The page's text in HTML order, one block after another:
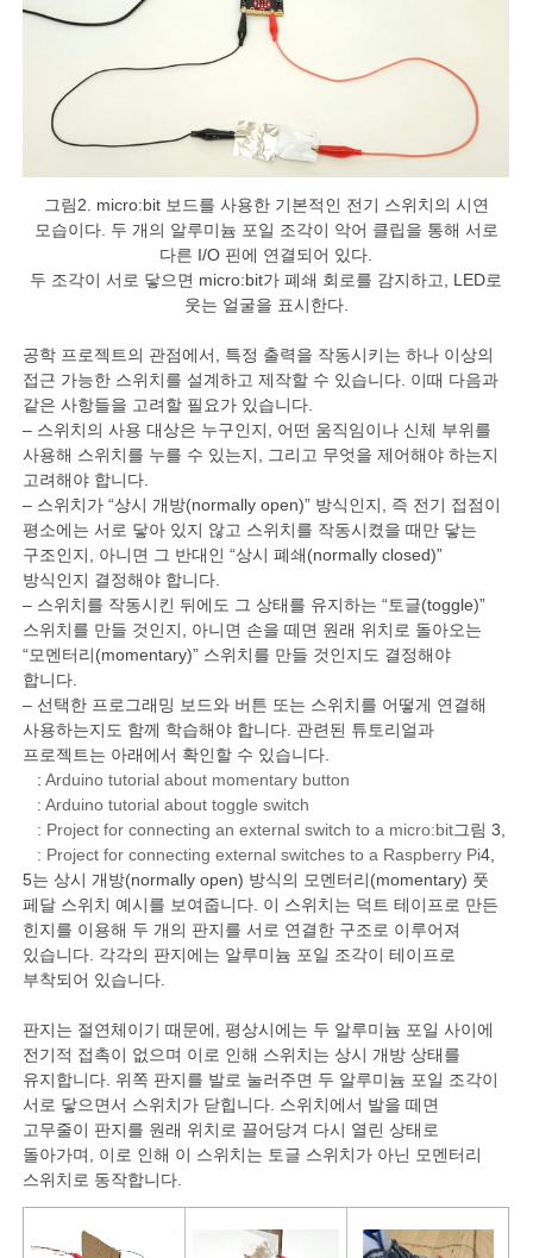
그림2. micro:bit 보드를 사용한 기본적인 전기 스위치의 시연
모습이다. 두 개의 알루미늄 포일 조각이 악어 클립을 통해 서로
다른 I/O 핀에 연결되어 있다.
두 조각이 서로 닿으면 micro:bit가 폐쇄 회로를 감지하고, LED로
웃는 얼굴을 표시한다.
공학 프로젝트의 관점에서, 특정 출력을 작동시키는 하나 이상의
접근 가능한 스위치를 설계하고 제작할 수 있습니다. 이때 다음과
같은 사항들을 고려할 필요가 있습니다.
– 스위치의 사용 대상은 누구인지, 어떤 움직임이나 신체 부위를
사용해 스위치를 누를 수 있는지, 그리고 무엇을 제어해야 하는지
고려해야 합니다.
– 스위치가 “상시 개방(normally open)” 방식인지, 즉 전기 접점이
평소에는 서로 닿아 있지 않고 스위치를 작동시켰을 때만 닿는
구조인지, 아니면 그 반대인 “상시 폐쇄(normally closed)”
방식인지 결정해야 합니다.
– 스위치를 작동시킨 뒤에도 그 상태를 유지하는 “토글(toggle)”
스위치를 만들 것인지, 아니면 손을 떼면 원래 위치로 돌아오는
“모멘터리(momentary)” 스위치를 만들 것인지도 결정해야
합니다.
– 선택한 프로그래밍 보드와 버튼 또는 스위치를 어떻게 연결해
사용하는지도 함께 학습해야 합니다. 관련된 튜토리얼과
프로젝트는 아래에서 확인할 수 있습니다.
:Arduino tutorial about momentary button
: Arduino tutorial about toggle switch
: Project for connecting an external switch to a micro:bit
: Project for connecting external switches to a Raspberry Pi
그림 3,
4,
5는 상시 개방(normally open) 방식의 모멘터리(momentary) 풋
페달 스위치 예시를 보여줍니다. 이 스위치는 덕트 테이프로 만든
힌지를 이용해 두 개의 판지를 서로 연결한 구조로 이루어져
있습니다. 각각의 판지에는 알루미늄 포일 조각이 테이프로
부착되어 있습니다.
판지는 절연체이기 때문에, 평상시에는 두 알루미늄 포일 사이에
전기적 접촉이 없으며 이로 인해 스위치는 상시 개방 상태를
유지합니다. 위쪽 판지를 발로 눌러주면 두 알루미늄 포일 조각이
서로 닿으면서 스위치가 닫힙니다. 스위치에서 발을 떼면
고무줄이 판지를 원래 위치로 끌어당겨 다시 열린 상태로
돌아가며, 이로 인해 이 스위치는 토글 스위치가 아닌 모멘터리
스위치로 동작합니다.